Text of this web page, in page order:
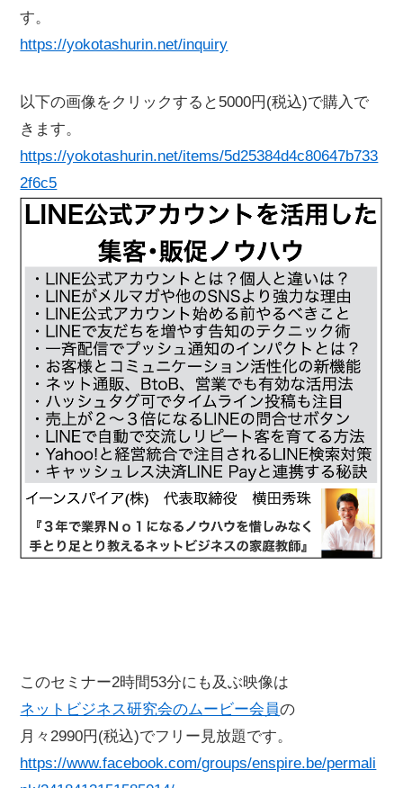
す。
https://yokotashurin.net/inquiry
以下の画像をクリックすると5000円(税込)で購入で
きます。
https://yokotashurin.net/items/5d25384d4c80647b733
2f6c5
このセミナー2時間53分にも及ぶ映像は
ネットビジネス研究会のムービー会員の
月々2990円(税込)でフリー見放題です。
https://www.facebook.com/groups/enspire.be/permali